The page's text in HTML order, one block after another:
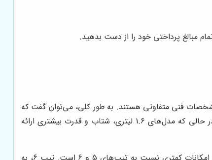
مبالغ پرداختی خود را از دست بدهید.
مشخصات فنی متفاوتی هستند. به طور کلی، می‌توان گفت که
پژو 206 با موتورهای 1.4 لیتری و 1.6 لیتری بنزینی به بازار عرضه شده است. مدل‌های 1.4 لیتری، معمولاً مصرف سوخت کمتری دارند، در حالی که مدل‌های 1.6 لیتری، شتاب و قدرت بیشتری ارائه